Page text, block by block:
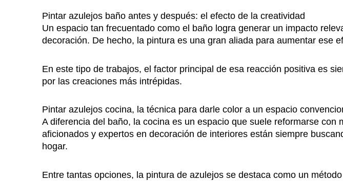
Pintar azulejos baño antes y después: el efecto de la creatividad
Un espacio tan frecuentado como el baño logra generar un impacto
decoración. De hecho, la pintura es una gran aliada para aumentar ese
En este tipo de trabajos, el factor principal de esa reacción positiva es
por las creaciones más intrépidas.
Pintar azulejos cocina, la técnica para darle color a un espacio
A diferencia del baño, la cocina es un espacio que suele reformarse
aficionados y expertos en decoración de interiores están siempre
hogar.
Entre tantas opciones, la pintura de azulejos se destaca como un